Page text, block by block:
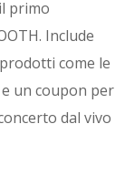
primo
Include
come le
un coupon per
dal vivo